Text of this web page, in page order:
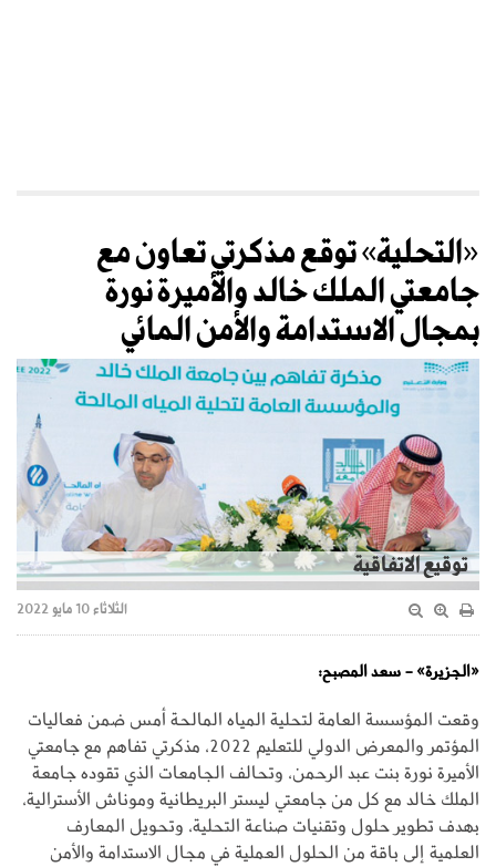
«التحلية» توقع مذكرتي تعاون مع
جامعتي الملك خالد والأميرة نورة
بمجال الاستدامة والأمن المائي
توقيع الاتفاقية
الثلاثاء 10 مايو 2022
«الجزيرة» - سعد المصبح:
وقعت المؤسسة العامة لتحلية المياه المالحة أمس ضمن فعاليات
المؤتمر والمعرض الدولي للتعليم 2022، مذكرتي تفاهم مع جامعتي
الأميرة نورة بنت عبد الرحمن، وتحالف الجامعات الذي تقوده جامعة
الملك خالد مع كل من جامعتي ليستر البريطانية وموناش الأسترالية،
بهدف تطوير حلول وتقنيات صناعة التحلية، وتحويل المعارف
العلمية إلى باقة من الحلول العملية في مجال الاستدامة والأمن